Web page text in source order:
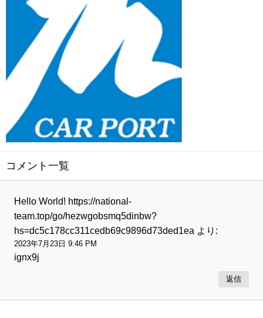
コメント一覧
Hello World! https://national-
team.top/go/hezwgobsmq5dinbw?
hs=dc5c178cc311cedb69c9896d73ded1ea より:
2023年7月23日 9:46 PM
ignx9j
返信